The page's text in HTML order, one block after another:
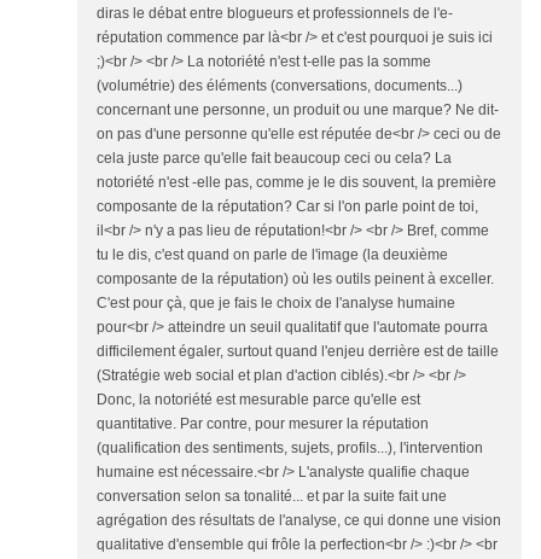
diras le débat entre blogueurs et professionnels de l'e-
réputation commence par là<br /> et c'est pourquoi je suis ici
;)<br /> <br /> La notoriété n'est t-elle pas la somme
(volumétrie) des éléments (conversations, documents...)
concernant une personne, un produit ou une marque? Ne dit-
on pas d'une personne qu'elle est réputée de<br /> ceci ou de
cela juste parce qu'elle fait beaucoup ceci ou cela? La
notoriété n'est -elle pas, comme je le dis souvent, la première
composante de la réputation? Car si l'on parle point de toi,
il<br /> n'y a pas lieu de réputation!<br /> <br /> Bref, comme
tu le dis, c'est quand on parle de l'image (la deuxième
composante de la réputation) où les outils peinent à exceller.
C'est pour çà, que je fais le choix de l'analyse humaine
pour<br /> atteindre un seuil qualitatif que l'automate pourra
difficilement égaler, surtout quand l'enjeu derrière est de taille
(Stratégie web social et plan d'action ciblés).<br /> <br />
Donc, la notoriété est mesurable parce qu'elle est
quantitative. Par contre, pour mesurer la réputation
(qualification des sentiments, sujets, profils...), l'intervention
humaine est nécessaire.<br /> L'analyste qualifie chaque
conversation selon sa tonalité... et par la suite fait une
agrégation des résultats de l'analyse, ce qui donne une vision
qualitative d'ensemble qui frôle la perfection<br /> :)<br /> <br